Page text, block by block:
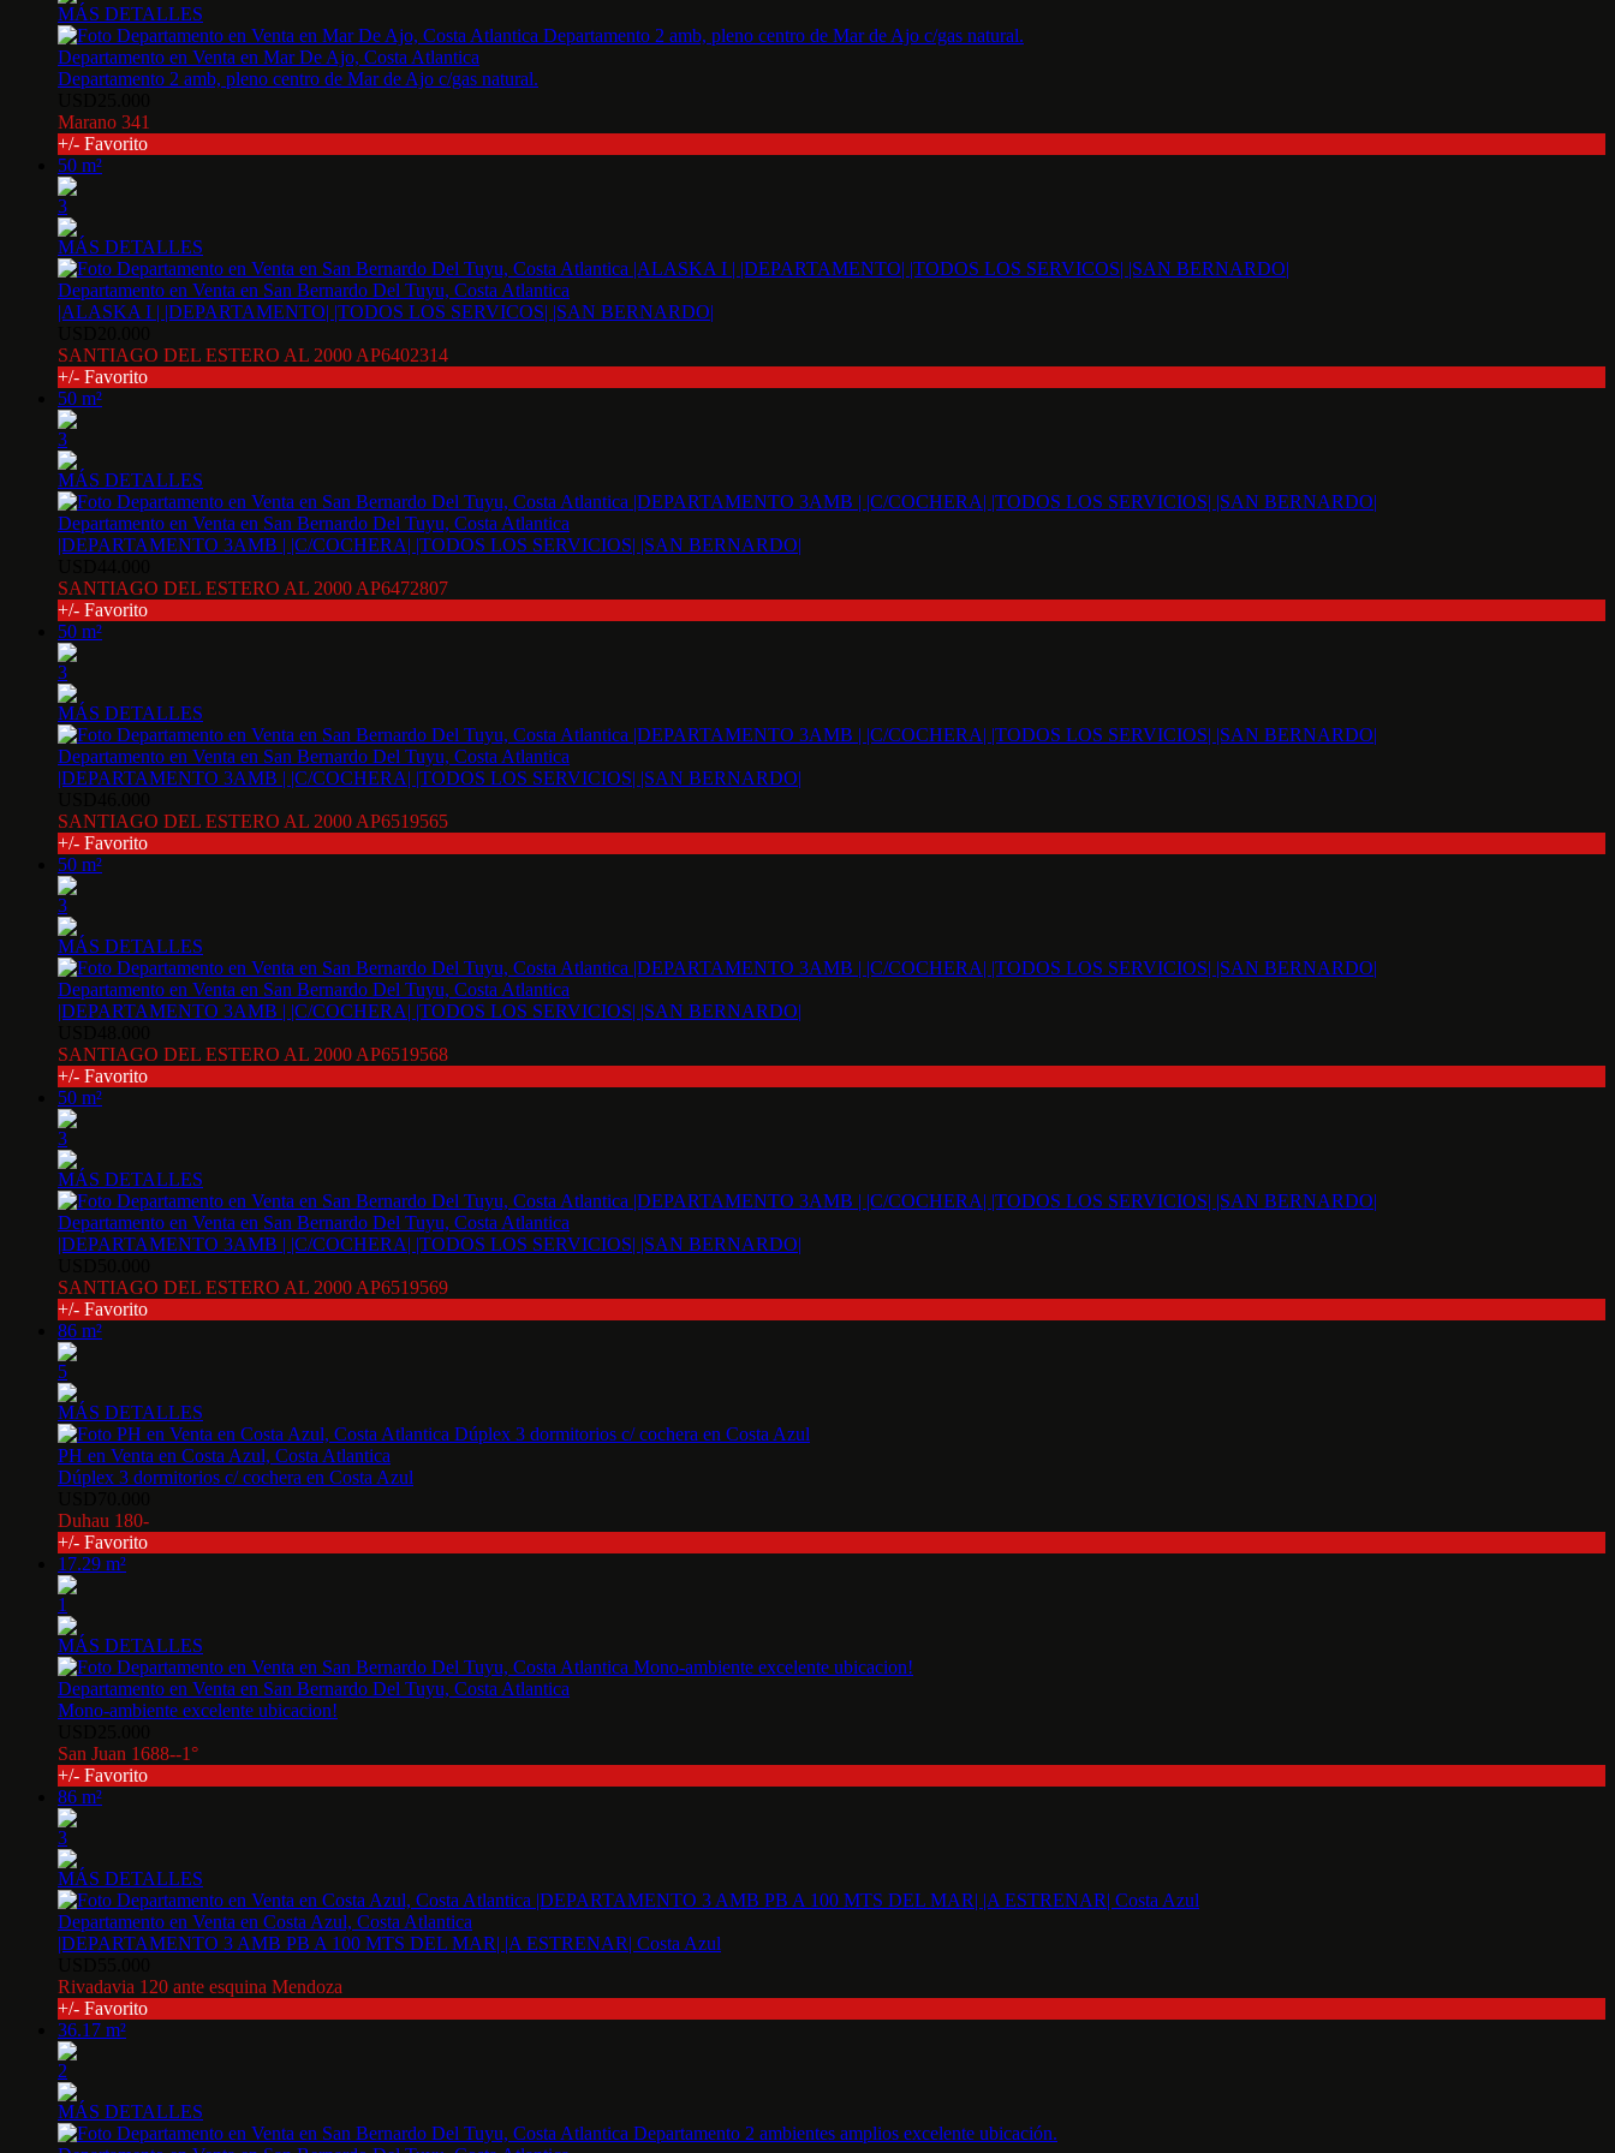
MÁS DETALLES
Departamento en Venta en Mar De Ajo, Costa Atlantica
Departamento 2 amb, pleno centro de Mar de Ajo c/gas natural.
Marano 341
+/- Favorito
50 m²
3
MÁS DETALLES
Departamento en Venta en San Bernardo Del Tuyu, Costa Atlantica
|ALASKA I | |DEPARTAMENTO| |TODOS LOS SERVICOS| |SAN BERNARDO|
SANTIAGO DEL ESTERO AL 2000 AP6402314
+/- Favorito
50 m²
3
MÁS DETALLES
Departamento en Venta en San Bernardo Del Tuyu, Costa Atlantica
|DEPARTAMENTO 3AMB | |C/COCHERA| |TODOS LOS SERVICIOS| |SAN BERNARDO|
SANTIAGO DEL ESTERO AL 2000 AP6472807
+/- Favorito
50 m²
3
MÁS DETALLES
Departamento en Venta en San Bernardo Del Tuyu, Costa Atlantica
|DEPARTAMENTO 3AMB | |C/COCHERA| |TODOS LOS SERVICIOS| |SAN BERNARDO|
SANTIAGO DEL ESTERO AL 2000 AP6519565
+/- Favorito
50 m²
3
MÁS DETALLES
Departamento en Venta en San Bernardo Del Tuyu, Costa Atlantica
|DEPARTAMENTO 3AMB | |C/COCHERA| |TODOS LOS SERVICIOS| |SAN BERNARDO|
SANTIAGO DEL ESTERO AL 2000 AP6519568
+/- Favorito
50 m²
3
MÁS DETALLES
Departamento en Venta en San Bernardo Del Tuyu, Costa Atlantica
|DEPARTAMENTO 3AMB | |C/COCHERA| |TODOS LOS SERVICIOS| |SAN BERNARDO|
SANTIAGO DEL ESTERO AL 2000 AP6519569
+/- Favorito
86 m²
5
MÁS DETALLES
PH en Venta en Costa Azul, Costa Atlantica
Dúplex 3 dormitorios c/ cochera en Costa Azul
Duhau 180-
+/- Favorito
17.29 m²
1
MÁS DETALLES
Departamento en Venta en San Bernardo Del Tuyu, Costa Atlantica
Mono-ambiente excelente ubicacion!
San Juan 1688--1°
+/- Favorito
86 m²
3
MÁS DETALLES
Departamento en Venta en Costa Azul, Costa Atlantica
|DEPARTAMENTO 3 AMB PB A 100 MTS DEL MAR| |A ESTRENAR| Costa Azul
Rivadavia 120 ante esquina Mendoza
+/- Favorito
36.17 m²
2
MÁS DETALLES